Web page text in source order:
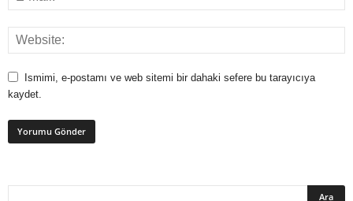
Ismimi, e-postamı ve web sitemi bir dahaki sefere bu tarayıcıya
kaydet.